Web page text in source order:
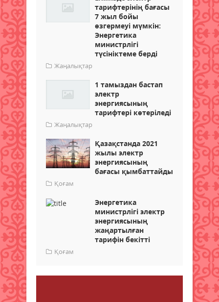
тарифтерінің бағасы
7 жыл бойы
өзгермеуі мүмкін:
Энергетика
министрлігі
түсініктеме берді
Жаңалықтар
1 тамыздан бастап
электр
энергиясының
тарифтері көтеріледі
Жаңалықтар
Қазақстанда 2021
жылы электр
энергиясының
бағасы қымбаттайды
Қоғам
Энергетика
министрлігі электр
энергиясының
жаңартылған
тарифін бекітті
Қоғам